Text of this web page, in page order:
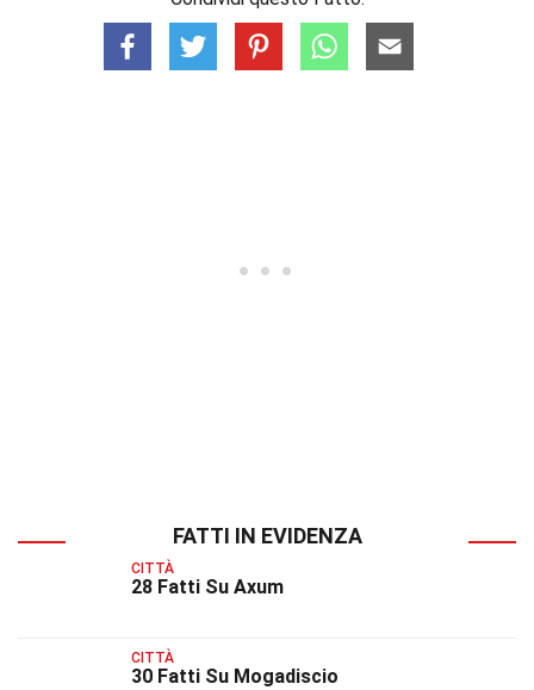
FATTI IN EVIDENZA
CITTÀ
28 Fatti Su Axum
CITTÀ
30 Fatti Su Mogadiscio